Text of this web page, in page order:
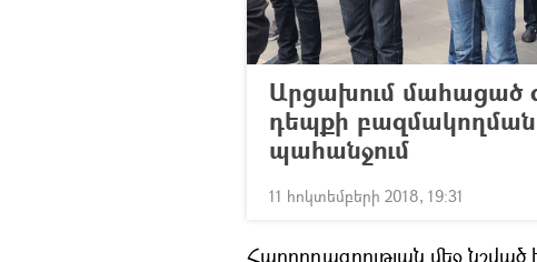
Արցախում մահացած
դեպքի բազմակողմանի
պահանջում
11 հոկտեմբերի 2018, 19:31
Հաղորդագրության մեջ նշված